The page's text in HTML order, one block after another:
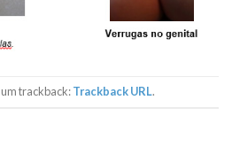
trackback:Trackback URL.